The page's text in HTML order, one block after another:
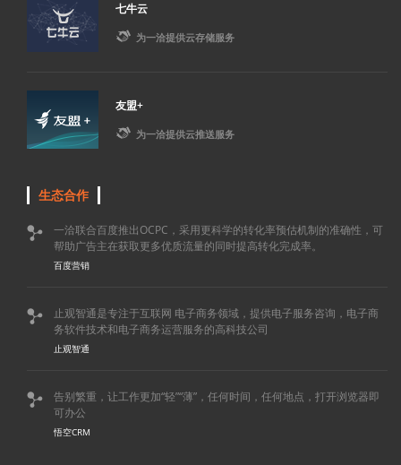
七牛云
 为一洽提供云存储服务
友盟+
 为一洽提供云推送服务
生态合作

一洽联合百度推出OCPC，采用更科学的转化率预估机制的准确性，可
帮助广告主在获取更多优质流量的同时提高转化完成率。
百度营销

止观智通是专注于互联网 电子商务领域，提供电子服务咨询，电子商
务软件技术和电子商务运营服务的高科技公司
止观智通

告别繁重，让工作更加“轻”“薄”，任何时间，任何地点，打开浏览器即
可办公
悟空CRM